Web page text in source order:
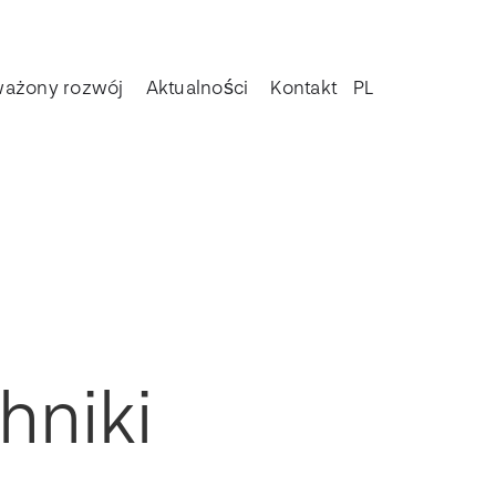
rozwój Aktualności Kontakt PL